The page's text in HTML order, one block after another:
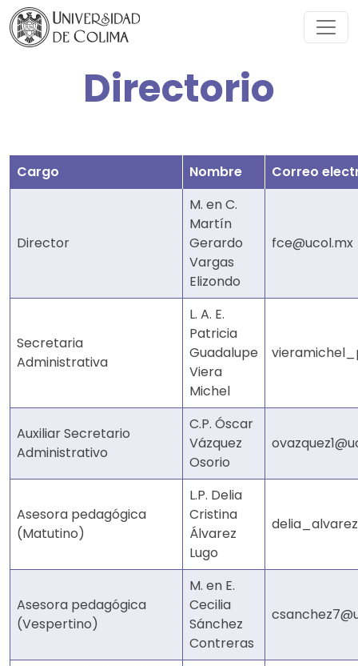
Directorio
Cargo Nombre Correo
Director
M. en C.
Martín
Gerardo
Vargas
Elizondo
fce@ucol.mx
Secretaria
Administrativa
L. A. E.
Patricia
Guadalupe
Viera
Michel
Auxiliar Secretario
Administrativo
C.P. Óscar
Vázquez
Osorio
Asesora pedagógica
(Matutino)
L.P. Delia
Cristina
Álvarez
Lugo
Asesora pedagógica
(Vespertino)
M. en E.
Cecilia
Sánchez
Contreras